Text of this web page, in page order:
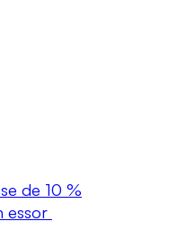
de 10 %
essor